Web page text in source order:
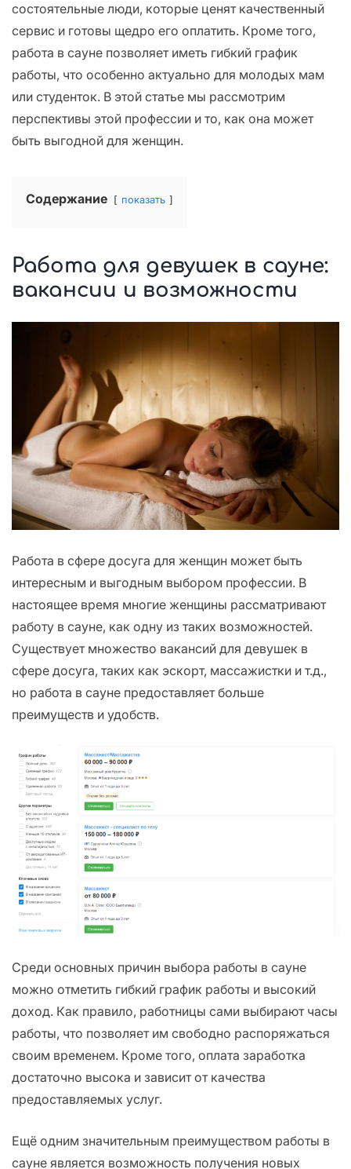
состоятельные люди, которые ценят качественный
сервис и готовы щедро его оплатить. Кроме того,
работа в сауне позволяет иметь гибкий график
работы, что особенно актуально для молодых мам
или студенток. В этой статье мы рассмотрим
перспективы этой профессии и то, как она может
быть выгодной для женщин.
Содержание показать
Работа для девушек в сауне:
вакансии и возможности
Работа в сфере досуга для женщин может быть
интересным и выгодным выбором профессии. В
настоящее время многие женщины рассматривают
работу в сауне, как одну из таких возможностей.
Существует множество вакансий для девушек в
сфере досуга, таких как эскорт, массажистки и т.д.,
но работа в сауне предоставляет больше
преимуществ и удобств.
Среди основных причин выбора работы в сауне
можно отметить гибкий график работы и высокий
доход. Как правило, работницы сами выбирают часы
работы, что позволяет им свободно распоряжаться
своим временем. Кроме того, оплата заработка
достаточно высока и зависит от качества
предоставляемых услуг.
Ещё одним значительным преимуществом работы в
сауне является возможность получения новых